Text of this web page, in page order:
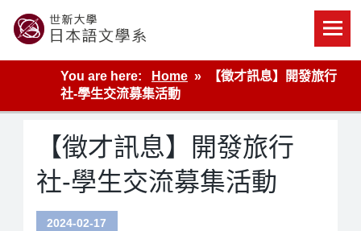
content
世新大學教學單位的網站
You are here:
Home
【徵才訊息】開發旅行
社-學生交流募集活動
【徵才訊息】開發旅行
社-學生交流募集活動
2024-02-17